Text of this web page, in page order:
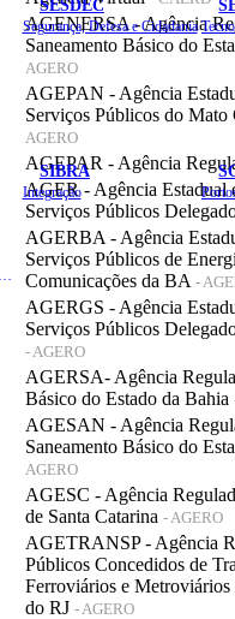
SESDEC
Segurança, Defesa e Cidadania
SIBRA
Integração
AGENERSA - Agência
Saneamento Básico do
AGERO
AGEPAN - Agência
Serviços Públicos do Mato
AGERO
AGEPAR - Agência
AGER - Agência Estadual
Serviços Públicos
AGERBA - Agência
Serviços Públicos de
Comunicações da BA -
AGERGS - Agência
Serviços Públicos
- AGERO
AGERSA- Agência
Básico do Estado da Bahia
AGESAN - Agência
Saneamento Básico do
AGERO
AGESC - Agência
de Santa Catarina - AGERO
AGETRANSP - Agência
Públicos Concedidos de
Ferroviários e
do RJ - AGERO